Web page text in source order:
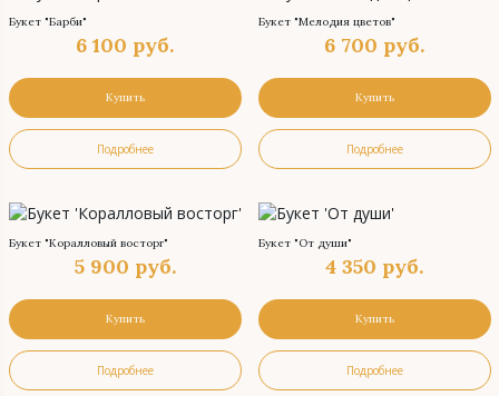
Букет "Барби"
6 100 руб.
Купить
Подробнее
Букет "Мелодия цветов"
6 700 руб.
Купить
Подробнее
Букет "Коралловый восторг"
5 900 руб.
Купить
Подробнее
Букет "От души"
4 350 руб.
Купить
Подробнее